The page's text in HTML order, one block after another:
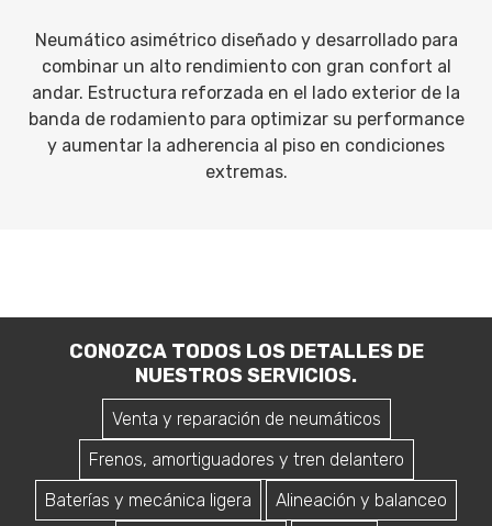
Neumático asimétrico diseñado y desarrollado para
combinar un alto rendimiento con gran confort al
andar. Estructura reforzada en el lado exterior de la
banda de rodamiento para optimizar su performance
y aumentar la adherencia al piso en condiciones
extremas.
CONOZCA TODOS LOS DETALLES DE
NUESTROS SERVICIOS.
Venta y reparación de neumáticos
Frenos, amortiguadores y tren delantero
Baterías y mecánica ligera
Alineación y balanceo